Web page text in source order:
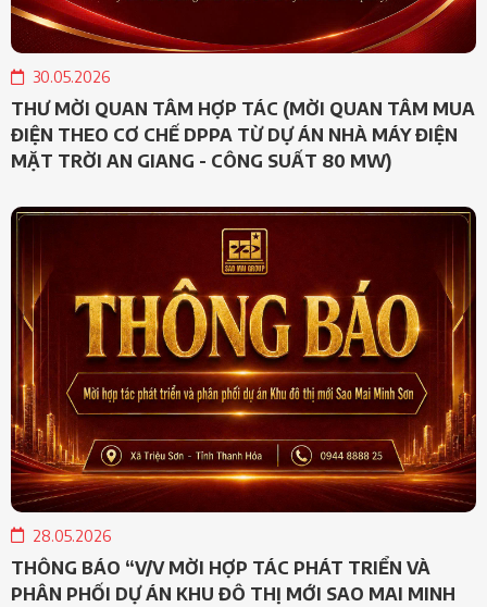
30.05.2026
THƯ MỜI QUAN TÂM HỢP TÁC (MỜI QUAN TÂM MUA
ĐIỆN THEO CƠ CHẾ DPPA TỪ DỰ ÁN NHÀ MÁY ĐIỆN
MẶT TRỜI AN GIANG - CÔNG SUẤT 80 MW)
28.05.2026
THÔNG BÁO “V/V MỜI HỢP TÁC PHÁT TRIỂN VÀ
PHÂN PHỐI DỰ ÁN KHU ĐÔ THỊ MỚI SAO MAI MINH